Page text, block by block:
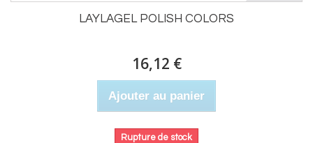
LAYLAGEL POLISH COLORS
16,12 €
Ajouter au panier
Rupture de stock